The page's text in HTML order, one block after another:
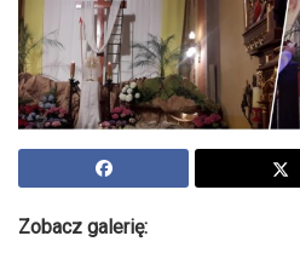
Zobacz galerię: